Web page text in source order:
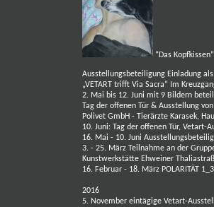
“Das
Ausstellungsbeteiligung Einladung als
„VETART trifft Via Sacra“ Im
2. Mai bis 12. Juni mit 9 Bildern
Tag der offenen Tür & Ausstellung
Polivet GmbH - Tierärzte Karasek,
10. Juni: Tag der offenen Tür,
16. Mai - 10. Juni
3. - 25. März Teilnahme an der
Kunstwerkstätte Ehweiner
16. Februar - 18. März POLARITÄT
2016
5. November eintägige Vetart-